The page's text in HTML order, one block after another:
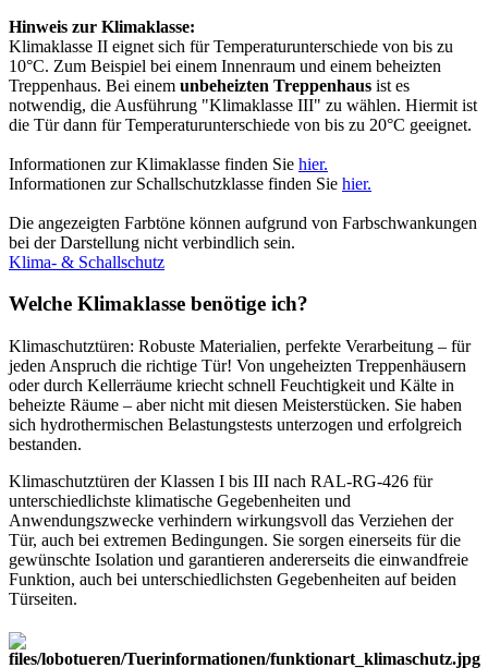
Hinweis zur Klimaklasse:
Klimaklasse II eignet sich für Temperaturunterschiede von bis zu
10°C. Zum Beispiel bei einem Innenraum und einem beheizten
Treppenhaus. Bei einem unbeheizten Treppenhaus ist es
notwendig, die Ausführung "Klimaklasse III" zu wählen. Hiermit ist
die Tür dann für Temperaturunterschiede von bis zu 20°C geeignet.
Informationen zur Klimaklasse finden Sie hier.
Informationen zur Schallschutzklasse finden Sie hier.
Die angezeigten Farbtöne können aufgrund von Farbschwankungen
bei der Darstellung nicht verbindlich sein.
Klima- & Schallschutz
Welche Klimaklasse benötige ich?
Klimaschutztüren: Robuste Materialien, perfekte Verarbeitung – für
jeden Anspruch die richtige Tür! Von ungeheizten Treppenhäusern
oder durch Kellerräume kriecht schnell Feuchtigkeit und Kälte in
beheizte Räume – aber nicht mit diesen Meisterstücken. Sie haben
sich hydrothermischen Belastungstests unterzogen und erfolgreich
bestanden.
Klimaschutztüren der Klassen I bis III nach RAL-RG-426 für
unterschiedlichste klimatische Gegebenheiten und
Anwendungszwecke verhindern wirkungsvoll das Verziehen der
Tür, auch bei extremen Bedingungen. Sie sorgen einerseits für die
gewünschte Isolation und garantieren andererseits die einwandfreie
Funktion, auch bei unterschiedlichsten Gegebenheiten auf beiden
Türseiten.